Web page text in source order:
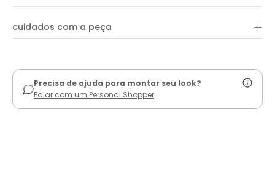
cuidados com a peça +
Precisa de ajuda para montar seu look?
Falar com um Personal Shopper